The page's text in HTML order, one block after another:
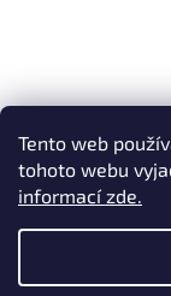
Tento web
tohoto webu
informací zde.